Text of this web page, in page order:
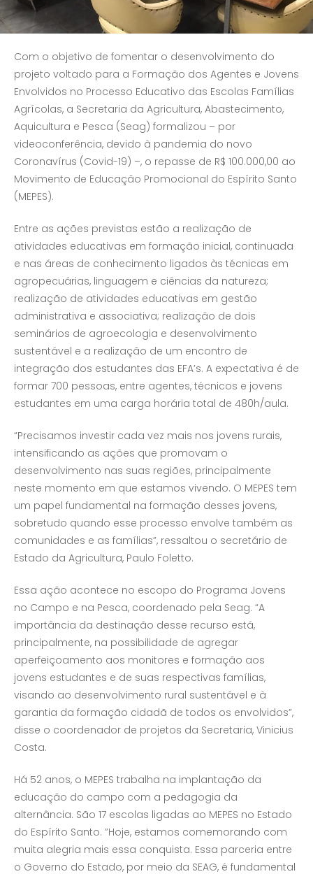
Com o objetivo de fomentar o desenvolvimento do
projeto voltado para a Formação dos Agentes e Jovens
Envolvidos no Processo Educativo das Escolas Famílias
Agrícolas, a Secretaria da Agricultura, Abastecimento,
Aquicultura e Pesca (Seag) formalizou – por
videoconferência, devido à pandemia do novo
Coronavírus (Covid-19) –, o repasse de R$ 100.000,00 ao
Movimento de Educação Promocional do Espírito Santo
(MEPES).
Entre as ações previstas estão a realização de
atividades educativas em formação inicial, continuada
e nas áreas de conhecimento ligados às técnicas em
agropecuárias, linguagem e ciências da natureza;
realização de atividades educativas em gestão
administrativa e associativa; realização de dois
seminários de agroecologia e desenvolvimento
sustentável e a realização de um encontro de
integração dos estudantes das EFA’s. A expectativa é de
formar 700 pessoas, entre agentes, técnicos e jovens
estudantes em uma carga horária total de 480h/aula.
“Precisamos investir cada vez mais nos jovens rurais,
intensificando as ações que promovam o
desenvolvimento nas suas regiões, principalmente
neste momento em que estamos vivendo. O MEPES tem
um papel fundamental na formação desses jovens,
sobretudo quando esse processo envolve também as
comunidades e as famílias”, ressaltou o secretário de
Estado da Agricultura, Paulo Foletto.
Essa ação acontece no escopo do Programa Jovens
no Campo e na Pesca, coordenado pela Seag. “A
importância da destinação desse recurso está,
principalmente, na possibilidade de agregar
aperfeiçoamento aos monitores e formação aos
jovens estudantes e de suas respectivas famílias,
visando ao desenvolvimento rural sustentável e à
garantia da formação cidadã de todos os envolvidos”,
disse o coordenador de projetos da Secretaria, Vinicius
Costa.
Há 52 anos, o MEPES trabalha na implantação da
educação do campo com a pedagogia da
alternância. São 17 escolas ligadas ao MEPES no Estado
do Espírito Santo. ”Hoje, estamos comemorando com
muita alegria mais essa conquista. Essa parceria entre
o Governo do Estado, por meio da SEAG, é fundamental